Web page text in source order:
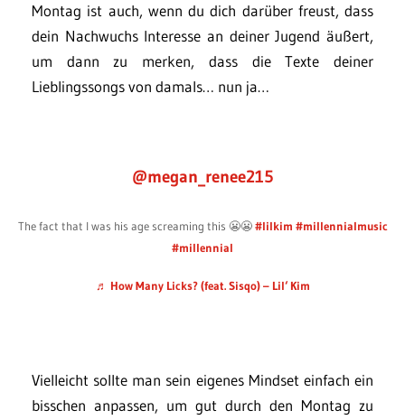
Montag ist auch, wenn du dich darüber freust, dass
dein Nachwuchs Interesse an deiner Jugend äußert,
um dann zu merken, dass die Texte deiner
Lieblingssongs von damals… nun ja…
@megan_renee215
The fact that I was his age screaming this 😬😬#lilkim #millennialmusic
#millennial
♬ How Many Licks? (feat. Sisqo) – Lil‘ Kim
Vielleicht sollte man sein eigenes Mindset einfach ein
bisschen anpassen, um gut durch den Montag zu